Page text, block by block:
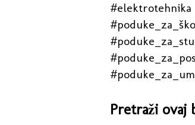
#elektrotehnika
Pretraži ovaj